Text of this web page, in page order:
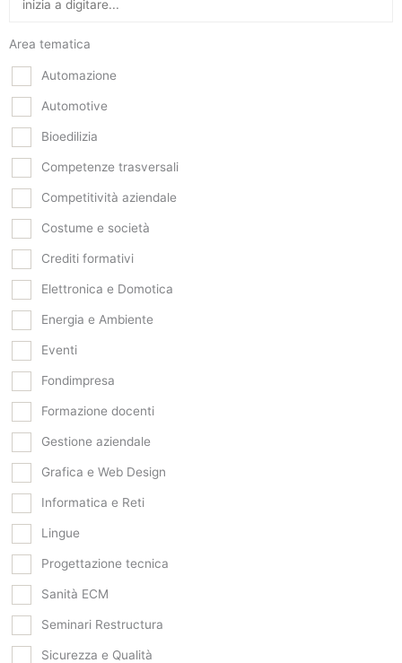
Area tematica
Automazione
Automotive
Bioedilizia
Competenze trasversali
Competitività aziendale
Costume e società
Crediti formativi
Elettronica e Domotica
Energia e Ambiente
Eventi
Fondimpresa
Formazione docenti
Gestione aziendale
Grafica e Web Design
Informatica e Reti
Lingue
Progettazione tecnica
Sanità ECM
Seminari Restructura
Sicurezza e Qualità